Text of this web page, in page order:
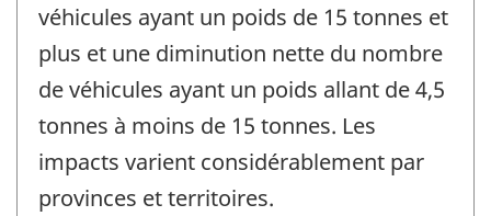
véhicules ayant un poids de 15 tonnes et
plus et une diminution nette du nombre
de véhicules ayant un poids allant de 4,5
tonnes à moins de 15 tonnes. Les
impacts varient considérablement par
provinces et territoires.